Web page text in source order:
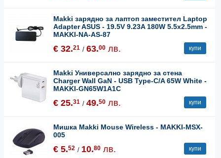
Makki зарядно за лаптоп заместител Laptop
Adapter ASUS - 19.5V 9.23A 180W 5.5x2.5mm -
MAKKI-NA-AS-87
€ 32.21 / 63.00 лв. купи
Makki Универсално зарядно за стена
Charger Wall GaN - USB Type-C/A 65W White -
MAKKI-GN65W1A1C
€ 25.31 / 49.50 лв. купи
Мишка Makki Mouse Wireless - MAKKI-MSX-
005
€ 5.52 / 10.80 лв. купи